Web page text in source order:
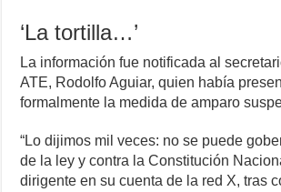
‘La tortilla…’
La información fue notificada al
ATE, Rodolfo Aguiar, quien había
formalmente la medida de amparo
“Lo dijimos mil veces: no se puede
de la ley y contra la Constitución
dirigente en su cuenta de la red X, tras